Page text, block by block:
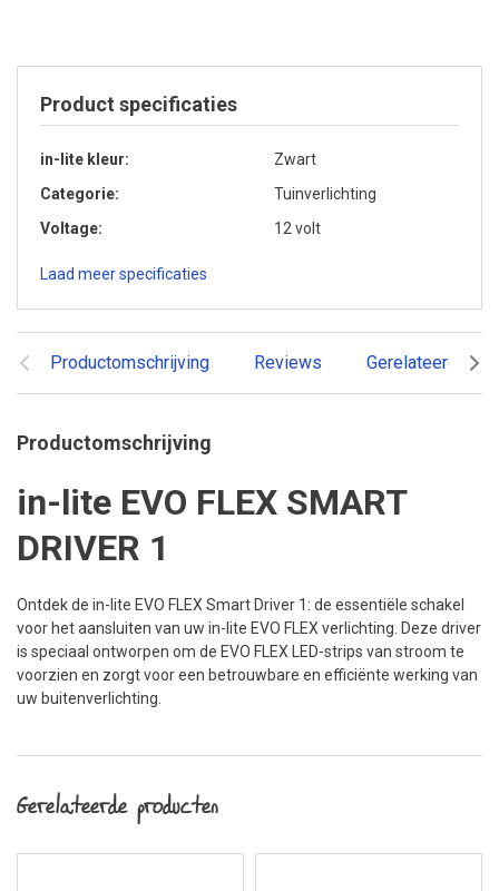
Productomschrijving Reviews Gerelateerde
Productomschrijving
in-lite EVO FLEX SMART
DRIVER 1
Ontdek de in-lite EVO FLEX Smart Driver 1: de essentiële schakel
voor het aansluiten van uw in-lite EVO FLEX verlichting. Deze driver
is speciaal ontworpen om de EVO FLEX LED-strips van stroom te
voorzien en zorgt voor een betrouwbare en efficiënte werking van
uw buitenverlichting.
Product specificaties
in-lite kleur
Zwart
Categorie
Tuinverlichting
Voltage
12 volt
Laad meer specificaties
Gerelateerde producten